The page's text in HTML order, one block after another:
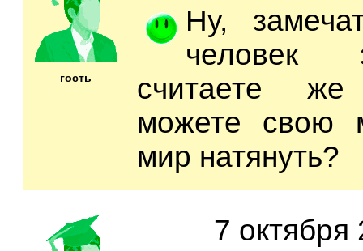
гость
Ну,
человек
считаете
можете свою
мир натянуть?
7 октября